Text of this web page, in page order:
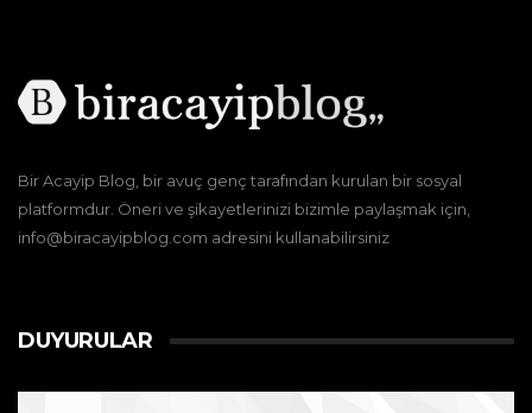
Bir Acayip Blog, bir avuç genç tarafından kurulan bir sosyal
platformdur. Öneri ve şikayetlerinizi bizimle paylaşmak için,
info@biracayipblog.com adresini kullanabilirsiniz
DUYURULAR